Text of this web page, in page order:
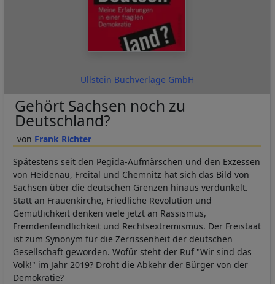
Ullstein Buchverlage GmbH
Frank Richter
Gehört Sachsen noch zu
Deutschland?
Spätestens seit den Pegida-Aufmärschen und den Exzessen
von Heidenau, Freital und Chemnitz hat sich das Bild von
Sachsen über die deutschen Grenzen hinaus verdunkelt.
Statt an Frauenkirche, Friedliche Revolution und
Gemütlichkeit denken viele jetzt an Rassismus,
Fremdenfeindlichkeit und Rechtsextremismus. Der Freistaat
ist zum Synonym für die Zerrissenheit der deutschen
Gesellschaft geworden. Wofür steht der Ruf "Wir sind das
Volk!" im Jahr 2019? Droht die Abkehr der Bürger von der
Demokratie?